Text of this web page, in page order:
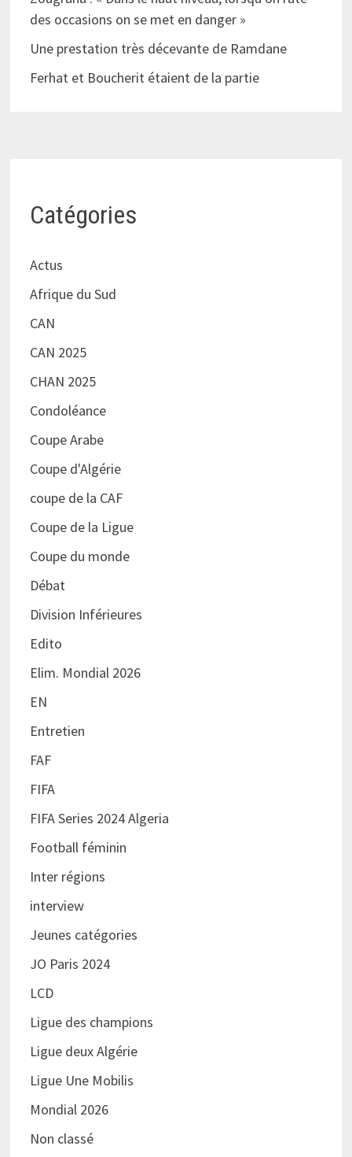
des occasions on se met en danger »
Une prestation très décevante de Ramdane
Ferhat et Boucherit étaient de la partie
Catégories
Actus
Afrique du Sud
CAN
CAN 2025
CHAN 2025
Condoléance
Coupe Arabe
Coupe d'Algérie
coupe de la CAF
Coupe de la Ligue
Coupe du monde
Débat
Division Inférieures
Edito
Elim. Mondial 2026
EN
Entretien
FAF
FIFA
FIFA Series 2024 Algeria
Football féminin
Inter régions
interview
Jeunes catégories
JO Paris 2024
LCD
Ligue des champions
Ligue deux Algérie
Ligue Une Mobilis
Mondial 2026
Non classé